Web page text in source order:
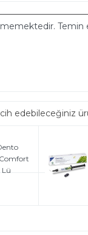
Temin
edebileceğiniz
Lü